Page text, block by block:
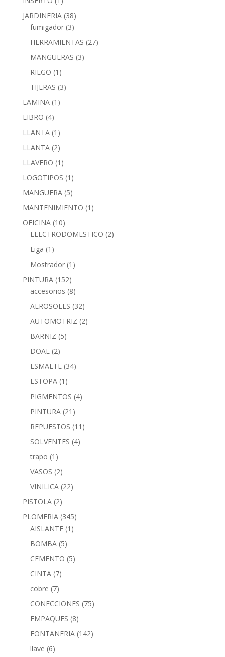
JARDINERIA (38)
fumigador (3)
HERRAMIENTAS (27)
MANGUERAS (3)
RIEGO (1)
TIJERAS (3)
LAMINA (1)
LIBRO (4)
LLANTA (1)
LLANTA (2)
LLAVERO (1)
LOGOTIPOS (1)
MANGUERA (5)
MANTENIMIENTO (1)
OFICINA (10)
ELECTRODOMESTICO (2)
Liga (1)
Mostrador (1)
PINTURA (152)
accesorios (8)
AEROSOLES (32)
AUTOMOTRIZ (2)
BARNIZ (5)
DOAL (2)
ESMALTE (34)
ESTOPA (1)
PIGMENTOS (4)
PINTURA (21)
REPUESTOS (11)
SOLVENTES (4)
trapo (1)
VASOS (2)
VINILICA (22)
PISTOLA (2)
PLOMERIA (345)
AISLANTE (1)
BOMBA (5)
CEMENTO (5)
CINTA (7)
cobre (7)
CONECCIONES (75)
EMPAQUES (8)
FONTANERIA (142)
llave (6)